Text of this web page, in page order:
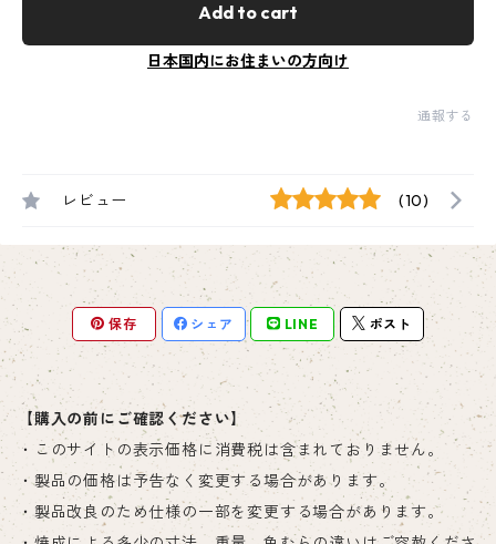
Add to cart
日本国内にお住まいの方向け
通報する
レビュー (10)
保存 シェア LINE ポスト
【購入の前にご確認ください】
・このサイトの表示価格に消費税は含まれておりません。
・製品の価格は予告なく変更する場合があります。
・製品改良のため仕様の一部を変更する場合があります。